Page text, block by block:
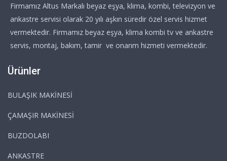
Firmamız Altus Markalı beyaz eşya, klima, kombi, televizyon ve
ankastre servisi olarak 20 yılı aşkın süredir özel servis hizmet
vermektedir. Firmamız beyaz eşya, klima kombi tv ve ankastre
servis, montaj, bakım, tamir ve onarım hizmeti vermektedir.
Ürünler
BULAŞIK MAKİNESİ
ÇAMAŞIR MAKİNESİ
BUZDOLABI
ANKASTRE